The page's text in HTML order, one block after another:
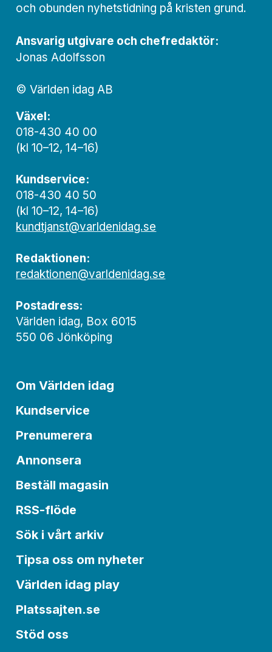
och obunden nyhets­­­tidning på kristen grund.
Ansvarig utgivare och chef­redaktör:
Jonas Adolfsson
© Världen idag AB
Växel:
018-430 40 00
(kl 10–12, 14–16)
Kundservice:
018-430 40 50
(kl 10–12, 14–16)
kundtjanst@varldenidag.se
Redaktionen:
redaktionen@varldenidag.se
Postadress:
Världen idag, Box 6015
550 06 Jönköping
Om Världen idag
Kundservice
Prenumerera
Annonsera
Beställ magasin
RSS-flöde
Sök i vårt arkiv
Tipsa oss om nyheter
Världen idag play
Platssajten.se
Stöd oss